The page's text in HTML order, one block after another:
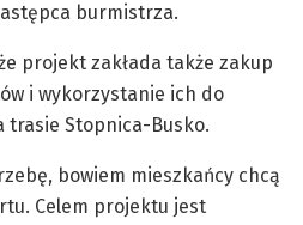
burmistrza.
projekt zakłada także zakup
i wykorzystanie ich do
trasie Stopnica-Busko.
bowiem mieszkańcy chcą
Celem projektu jest